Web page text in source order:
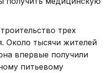
трех
Около тысячи жителей
впервые получили
питьевому